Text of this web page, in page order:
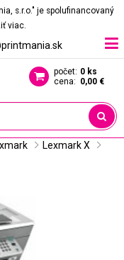
s.r.o." je spolufinancovaný
viac.
počet: 0 ks
cena: 0,00 €
Lexmark X